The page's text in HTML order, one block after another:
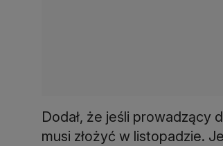
Dodał, że jeśli prowadzący
musi złożyć w listopadzie.